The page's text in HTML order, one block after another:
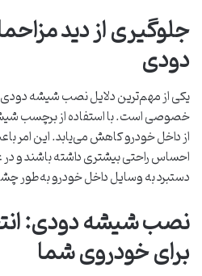
جلوگیری از دید
دودی
یکی از مهم‌ترین دلایل نصب شیشه دودی
خصوصی است. با استفاده از برچسب
از داخل خودرو کاهش می‌یابد. این امر
احساس راحتی بیشتری داشته باشند و
دستبرد به وسایل داخل خودرو به‌طور
نصب شیشه دودی:
برای خودروی شما